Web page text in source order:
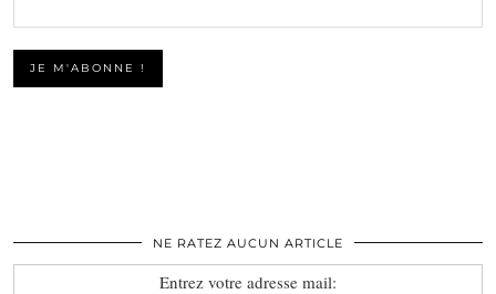
NE RATEZ AUCUN ARTICLE
Entrez votre adresse mail: